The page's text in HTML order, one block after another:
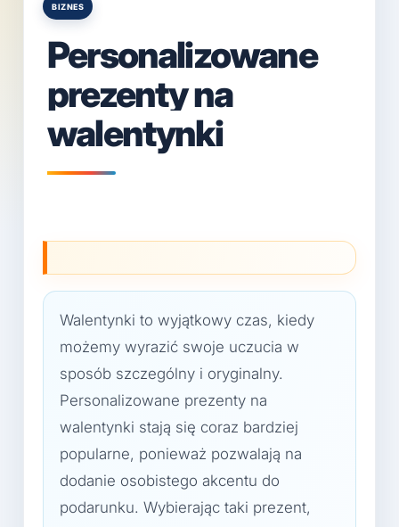
Posted
BIZNES
Personalizowane
prezenty na
walentynki
Walentynki to wyjątkowy czas, kiedy
możemy wyrazić swoje uczucia w
sposób szczególny i oryginalny.
Personalizowane prezenty na
walentynki stają się coraz bardziej
popularne, ponieważ pozwalają na
dodanie osobistego akcentu do
podarunku. Wybierając taki prezent,